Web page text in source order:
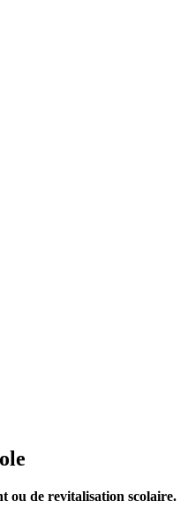
ou de revitalisation scolaire.